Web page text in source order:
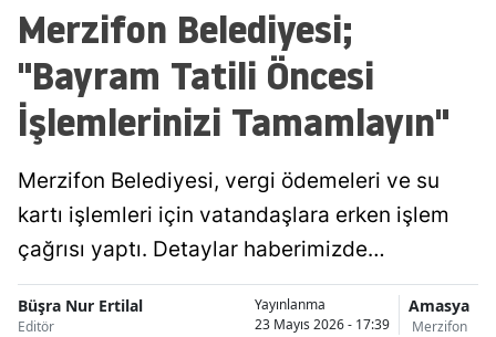
Merzifon Belediyesi;
"Bayram Tatili Öncesi
İşlemlerinizi Tamamlayın"
Merzifon Belediyesi, vergi ödemeleri ve su
kartı işlemleri için vatandaşlara erken işlem
çağrısı yaptı. Detaylar haberimizde…
Büşra Nur Ertilal
Editör
Yayınlanma
23 Mayıs 2026 - 17:39
Amasya
Merzifon